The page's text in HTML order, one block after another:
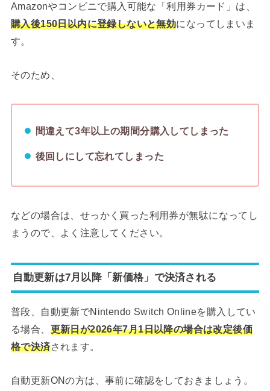
Amazonやコンビニで購入可能な「利用券カード」は、
購入後150日以内に登録しないと無効になってしまいま
す。
そのため、
間違えて3年以上の期間分購入してしまった
後回しにして忘れてしまった
などの場合は、せっかく買った利用券が無駄になってし
まうので、よく注意してください。
自動更新は7月以降「新価格」で決済される
普段、自動更新でNintendo Switch Onlineを購入してい
る場合、 更新日が2026年7月1日以降の場合は改定後価
格で決済されます。
自動更新ONの方は、事前に確認をしておきましょう。